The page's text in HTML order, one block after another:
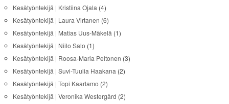
Kesätyöntekijä | Kristiina Ojala (4)
Kesätyöntekijä | Laura Virtanen (6)
Kesätyöntekijä | Matias Uus-Mäkelä (1)
Kesätyöntekijä | Niilo Salo (1)
Kesätyöntekijä | Roosa-Maria Peltonen (3)
Kesätyöntekijä | Suvi-Tuulia Haakana (2)
Kesätyöntekijä | Topi Kaarlamo (2)
Kesätyöntekijä | Veronika Westergård (2)